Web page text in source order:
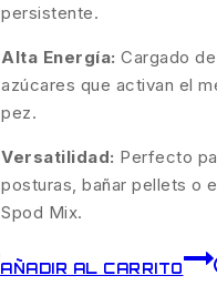
persistente.
Alta Energía: Cargado
azúcares que activan el
pez.
Versatilidad: Perfecto
posturas, bañar pellets o
Spod Mix.
AÑADIR AL CARRITO